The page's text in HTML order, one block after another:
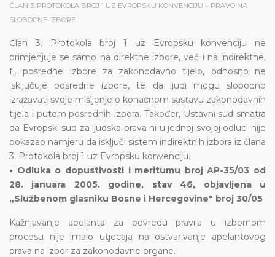
ČLAN 3. PROTOKOLA BROJ 1 UZ EVROPSKU KONVENCIJU – PRAVO NA
SLOBODNE IZBORE
Član 3. Protokola broj 1 uz Evropsku konvenciju ne
primjenjuje se samo na direktne izbore, već i na indirektne,
tj. posredne izbore za zakonodavno tijelo, odnosno ne
isključuje posredne izbore, te da ljudi mogu slobodno
izražavati svoje mišljenje o konačnom sastavu zakonodavnih
tijela i putem posrednih izbora. Također, Ustavni sud smatra
da Evropski sud za ljudska prava ni u jednoj svojoj odluci nije
pokazao namjeru da isključi sistem indirektnih izbora iz člana
3. Protokola broj 1 uz Evropsku konvenciju.
• Odluka o dopustivosti i meritumu broj AP-35/03 od
28. januara 2005. godine, stav 46, objavljena u
„Službenom glasniku Bosne i Hercegovine" broj 30/05
Kažnjavanje apelanta za povredu pravila u izbornom
procesu nije imalo utjecaja na ostvarivanje apelantovog
prava na izbor za zakonodavne organe.